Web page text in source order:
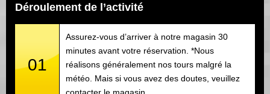
Déroulement de l’activité
01
Assurez-vous d’arriver à notre magasin 30
minutes avant votre réservation. *Nous
réalisons généralement nos tours malgré la
météo. Mais si vous avez des doutes, veuillez